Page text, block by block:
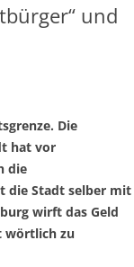
und
Die
hat vor
die
die Stadt selber mit
wirft das Geld
wörtlich zu